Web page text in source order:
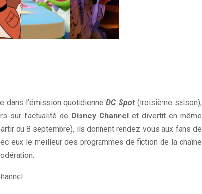
dans l’émission quotidienneDC Spot(troisième saison),
sur l’actualité de Disney Channel et divertit en même
du 8 septembre), ils donnent rendez-vous aux fans de
eux le meilleur des programmes de fiction de la chaîne